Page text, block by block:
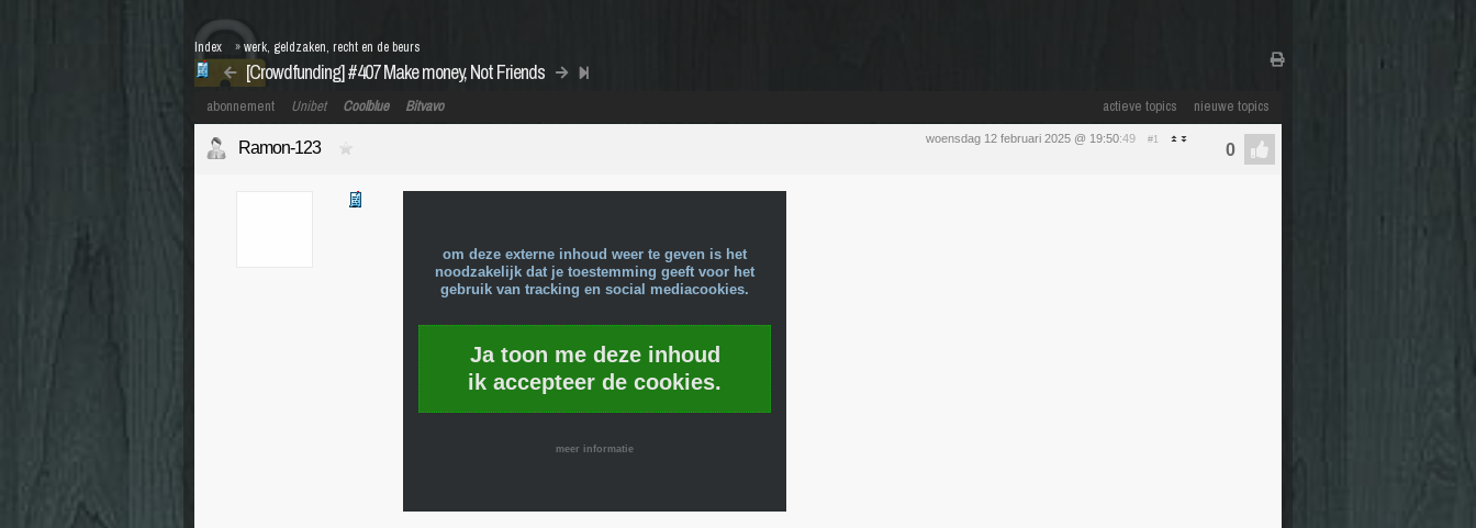
[Crowdfunding] #407 Make money, Not Friends
Index »werk, geldzaken, recht en de beurs
actieve topics nieuwe topics
abonnement Unibet Coolblue Bitvavo
woensdag 12 februari 2025 @ 19:50:49 #1
Ramon-123
om deze externe inhoud weer te geven is het
noodzakelijk dat je toestemming geeft voor het
gebruik van tracking en social mediacookies.
Ja toon me deze inhoud
ik accepteer de cookies.
meer informatie